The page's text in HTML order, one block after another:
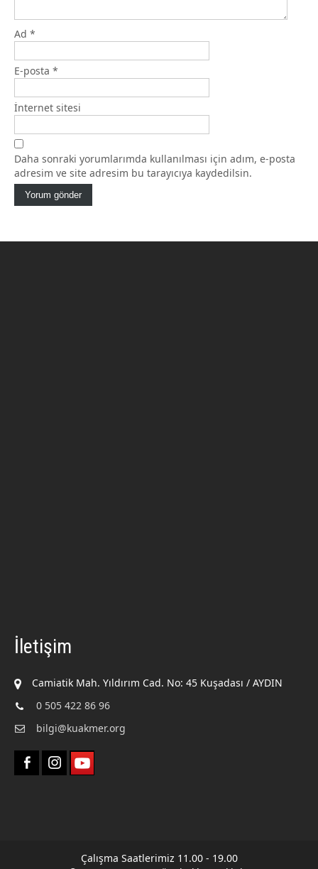
Ad *
E-posta *
İnternet sitesi
Daha sonraki yorumlarımda kullanılması için adım, e-posta
adresim ve site adresim bu tarayıcıya kaydedilsin.
İletişim
Camiatik Mah. Yıldırım Cad. No: 45 Kuşadası / AYDIN
0 505 422 86 96
bilgi@kuakmer.org
Çalışma Saatlerimiz 11.00 - 19.00